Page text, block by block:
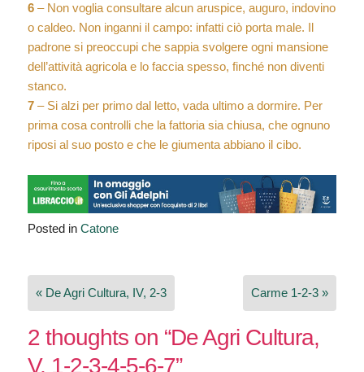
6– Non voglia consultare alcun aruspice, auguro, indovino
o caldeo. Non inganni il campo: infatti ciò porta male. Il
padrone si preoccupi che sappia svolgere ogni mansione
dell’attività agricola e lo faccia spesso, finché non diventi
stanco.
7– Si alzi per primo dal letto, vada ultimo a dormire. Per
prima cosa controlli che la fattoria sia chiusa, che ognuno
riposi al suo posto e che le giumenta abbiano il cibo.
Posted in Catone
Navigazione
articoli
« De Agri Cultura, IV, 2-3 Carme 1-2-3 »
2 thoughts on “De Agri Cultura,
V, 1-2-3-4-5-6-7”